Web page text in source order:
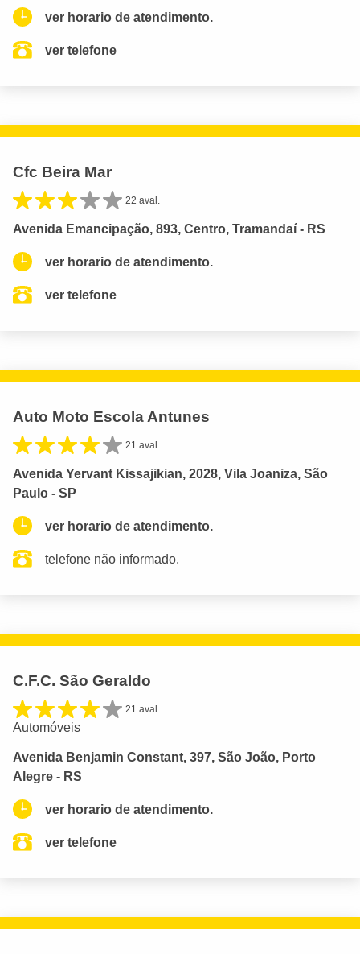
ver horario de atendimento.
ver telefone
Cfc Beira Mar
22 aval.
Avenida Emancipação, 893, Centro, Tramandaí - RS
ver horario de atendimento.
ver telefone
Auto Moto Escola Antunes
21 aval.
Avenida Yervant Kissajikian, 2028, Vila Joaniza, São
Paulo - SP
ver horario de atendimento.
telefone não informado.
C.F.C. São Geraldo
21 aval.
Automóveis
Avenida Benjamin Constant, 397, São João, Porto
Alegre - RS
ver horario de atendimento.
ver telefone